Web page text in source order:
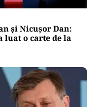
și Nicușor Dan:
luat o carte de la